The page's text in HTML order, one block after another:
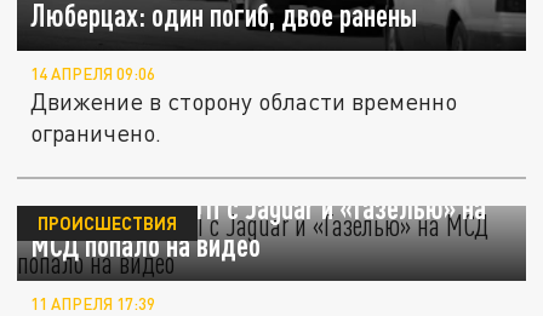
Люберцах: один погиб, двое ранены
14 АПРЕЛЯ 09:06
Движение в сторону области временно
ограничено.
Смертельное ДТП с Jaguar и «Газелью» на
МСД попало на видео
ПРОИСШЕСТВИЯ
11 АПРЕЛЯ 17:39